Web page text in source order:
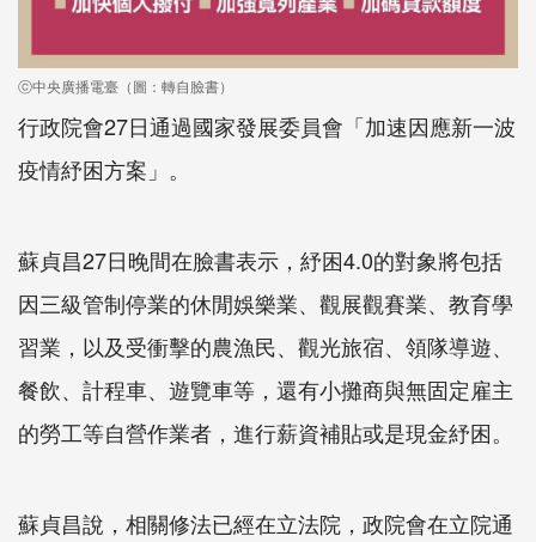
ⓒ中央廣播電臺（圖：轉自臉書）
行政院會27日通過國家發展委員會「加速因應新一波
疫情紓困方案」。
蘇貞昌27日晚間在臉書表示，紓困4.0的對象將包括
因三級管制停業的休閒娛樂業、觀展觀賽業、教育學
習業，以及受衝擊的農漁民、觀光旅宿、領隊導遊、
餐飲、計程車、遊覽車等，還有小攤商與無固定雇主
的勞工等自營作業者，進行薪資補貼或是現金紓困。
蘇貞昌說，相關修法已經在立法院，政院會在立院通